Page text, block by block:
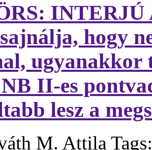
hogy
ugyanakkor
II-es
lesz a
M. Attila Tags: